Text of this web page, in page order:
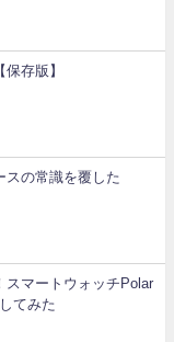
存版】
スの常識を覆した
スマートウォッチPolar
てみた